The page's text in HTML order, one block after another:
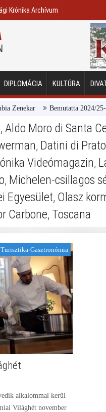
Krónika Archívum
DIPLOMÁCIA KULTÚRA
Bemutatta 2024/25-ös
, Aldo Moro di Santa
, Datini di Prato
Videómagazin,
, Michelen-csillagos
Egyesület, Olasz
Carbone, Toscana
Turisztika-Gasztronómia
alkalommal kerül
Világhét november